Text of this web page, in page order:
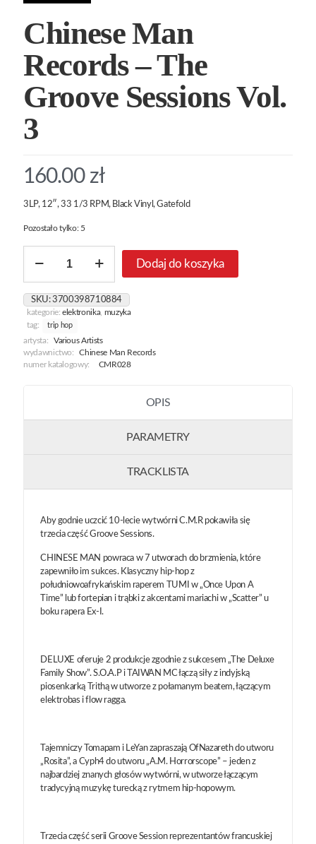
Chinese Man
Records – The
Groove Sessions Vol.
3
160.00 zł
3LP, 12″, 33 1/3 RPM, Black Vinyl, Gatefold
Pozostało tylko: 5
Chinese
Records
-
Groove
Sessions
Vol.
Dodaj do koszyka
SKU:3700398710884
kategorie:elektronika, muzyka
tag:
trip hop
artysta:
Various Artists
wydawnictwo:
Chinese Man Records
numer katalogowy:
CMR028
OPIS
PARAMETRY
TRACKLISTA
Aby godnie uczcić 10-lecie wytwórni C.M.R pokawiła się
trzecia część Groove Sessions.
CHINESE MAN powraca w 7 utworach do brzmienia, które
zapewniło im sukces. Klasyczny hip-hop z
południowoafrykańskim raperem TUMI w „Once Upon A
Time” lub fortepian i trąbki z akcentami mariachi w „Scatter” u
boku rapera Ex-I.
DELUXE oferuje 2 produkcje zgodnie z sukcesem „The Deluxe
Family Show”. S.O.A.P i TAIWAN MC łączą siły z indyjską
piosenkarką Trithą w utworze z połamanym beatem, łączącym
elektrobas i flow ragga.
Tajemniczy Tomapam i LeYan zapraszają OfNazareth do utworu
„Rosita”, a Cyph4 do utworu „A.M. Horrorscope” – jeden z
najbardziej znanych głosów wytwórni, w utworze łączącym
tradycyjną muzykę turecką z rytmem hip-hopowym.
Trzecia część serii Groove Session reprezentantów francuskiej